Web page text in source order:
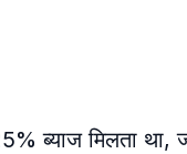
ब्याज मिलता